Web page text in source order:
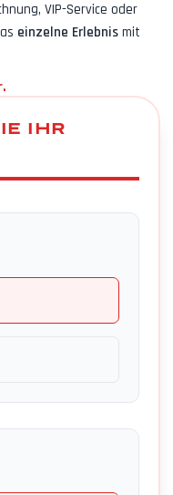
VIP-Service oder
einzelne Erlebnis mit
IHR